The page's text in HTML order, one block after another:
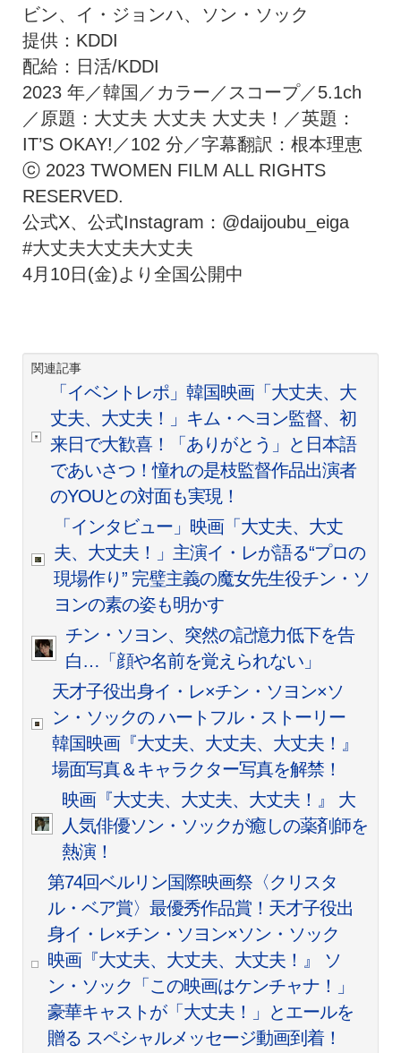
ビン、イ・ジョンハ、ソン・ソック
提供：KDDI
配給：日活/KDDI
2023 年／韓国／カラー／スコープ／5.1ch
／原題：大丈夫 大丈夫 大丈夫！／英題：
IT’S OKAY!／102 分／字幕翻訳：根本理恵
ⓒ 2023 TWOMEN FILM ALL RIGHTS
RESERVED.
公式X、公式Instagram：@daijoubu_eiga
#大丈夫大丈夫大丈夫
4月10日(金)より全国公開中
関連記事
「イベントレポ」韓国映画「大丈夫、大
丈夫、大丈夫！」キム・ヘヨン監督、初
来日で大歓喜！「ありがとう」と日本語
であいさつ！憧れの是枝監督作品出演者
のYOUとの対面も実現！
「インタビュー」映画「大丈夫、大丈
夫、大丈夫！」主演イ・レが語る“プロの
現場作り” 完璧主義の魔女先生役チン・ソ
ヨンの素の姿も明かす
チン・ソヨン、突然の記憶力低下を告
白…「顔や名前を覚えられない」
天才子役出身イ・レ×チン・ソヨン×ソ
ン・ソックの ハートフル・ストーリー
韓国映画『大丈夫、大丈夫、大丈夫！』
場面写真＆キャラクター写真を解禁！
映画『大丈夫、大丈夫、大丈夫！』 大
人気俳優ソン・ソックが癒しの薬剤師を
熱演！
第74回ベルリン国際映画祭〈クリスタ
ル・ベア賞〉最優秀作品賞！天才子役出
身イ・レ×チン・ソヨン×ソン・ソック
映画『大丈夫、大丈夫、大丈夫！』 ソ
ン・ソック「この映画はケンチャナ！」
豪華キャストが「大丈夫！」とエールを
贈る スペシャルメッセージ動画到着！